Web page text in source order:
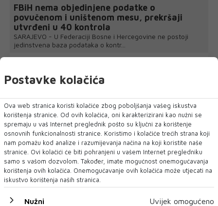
FBiH nema objedinjene podatke o
povučenom i uništenom mesu, prekršaji
utvrđeni u 40 kontrola
SARAJEVO - U Federaciji Bosne i Hercegovine ne postoji
jedinstvena baza podataka o kontr...
Postavke kolačića
Ova web stranica koristi kolačiće zbog poboljšanja vašeg iskustva
korištenja stranice. Od ovih kolačića, oni karakterizirani kao nužni se
spremaju u vaš Internet preglednik pošto su ključni za korištenje
osnovnih funkcionalnosti stranice. Koristimo i kolačiće trećih strana koji
nam pomažu kod analize i razumijevanja načina na koji koristite naše
stranice. Ovi kolačići će biti pohranjeni u vašem Internet pregledniku
samo s vašom dozvolom. Također, imate mogućnost onemogućavanja
korištenja ovih kolačića. Onemogućavanje ovih kolačića može utjecati na
iskustvo korištenja naših stranica.
Nužni Uvijek omogućeno